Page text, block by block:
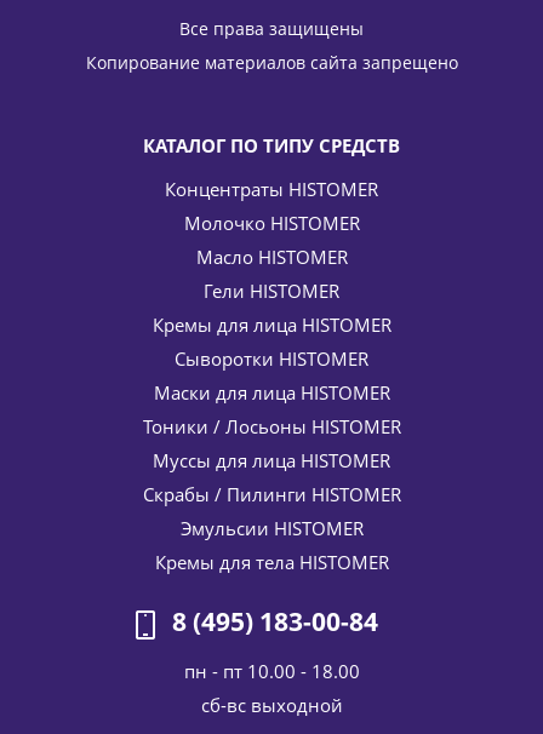
Все права защищены
Копирование материалов сайта запрещено
КАТАЛОГ ПО ТИПУ СРЕДСТВ
Концентраты HISTOMER
Молочко HISTOMER
Масло HISTOMER
Гели HISTOMER
Кремы для лица HISTOMER
Сыворотки HISTOMER
Маски для лица HISTOMER
Тоники / Лосьоны HISTOMER
Муссы для лица HISTOMER
Скрабы / Пилинги HISTOMER
Эмульсии HISTOMER
Кремы для тела HISTOMER
8 (495) 183-00-84
пн - пт 10.00 - 18.00
cб-вс выходной